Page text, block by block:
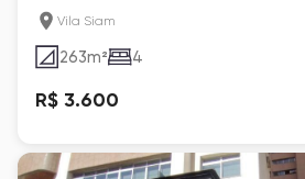
Vila Siam
263m² 4
R$ 3.600